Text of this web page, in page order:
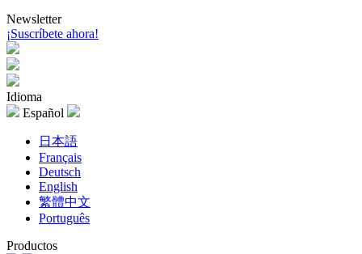
Newsletter
¡Suscríbete ahora!
Idioma
Español
日本語
Français
Deutsch
English
繁體中文
Português
Productos